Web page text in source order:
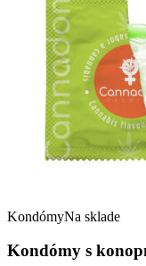
KondómyNa sklade
Kondómy s